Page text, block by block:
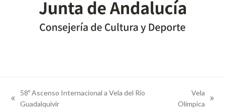
previous
58º Ascenso Internacional a Vela del Río
Guadalquivir
next
Vela
Olímpica